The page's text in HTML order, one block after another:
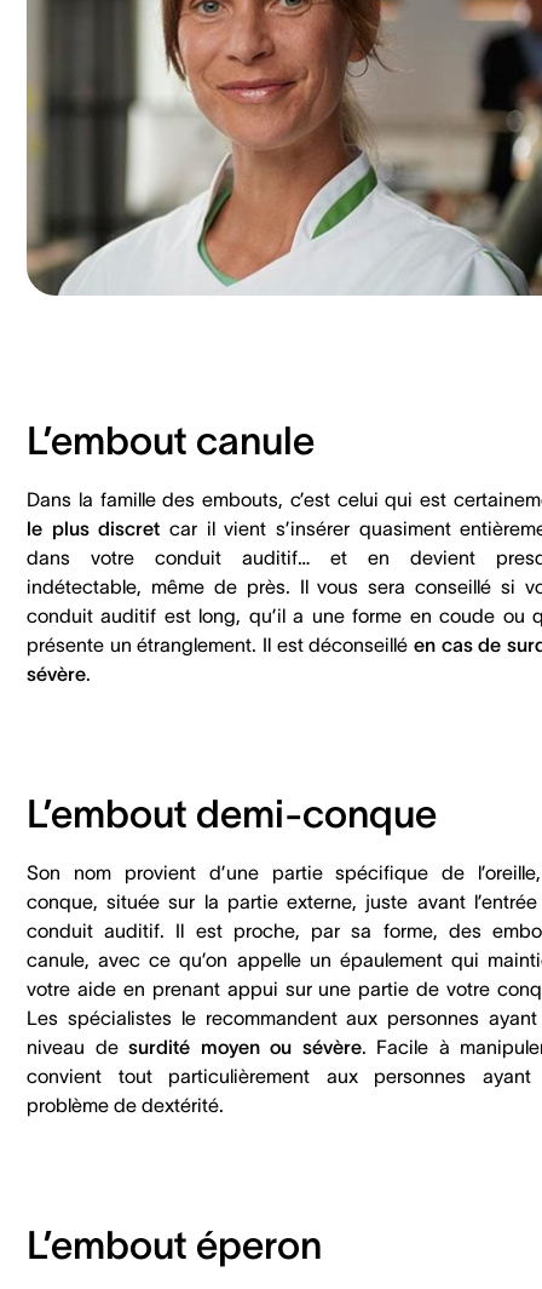
L’embout canule
Dans la famille des embouts, c’est celui qui est
le plus discret car il vient s’insérer quasiment
dans votre conduit auditif… et en devient
indétectable, même de près. Il vous sera conseillé si
conduit auditif est long, qu’il a une forme en coude ou
présente un étranglement. Il est déconseillé en cas de
sévère.
L’embout demi-conque
Son nom provient d’une partie spécifique de
conque, située sur la partie externe, juste avant
conduit auditif. Il est proche, par sa forme, des
canule, avec ce qu’on appelle un épaulement qui
votre aide en prenant appui sur une partie de votre
Les spécialistes le recommandent aux personnes
niveau desurdité moyen ou sévère. Facile à
convient tout particulièrement aux personnes ayant
problème de dextérité.
L’embout éperon